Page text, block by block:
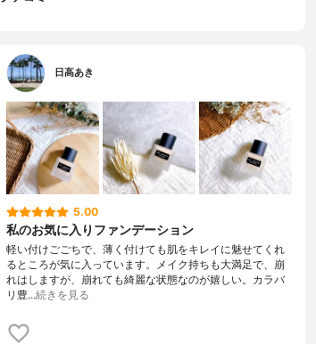
日高あき
5.00
私のお気に入りファンデーション
軽い付けごごちで、薄く付けても肌をキレイに魅せてくれ
るところが気に入っています。メイク持ちも大満足で、崩
れはしますが、崩れても綺麗な状態なのが嬉しい。カラバ
リ豊…続きを見る